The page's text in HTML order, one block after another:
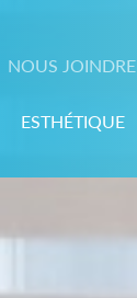
NOUS JOINDRE
ESTHÉTIQUE